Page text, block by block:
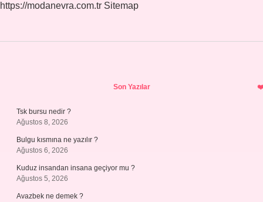
https://modanevra.com.tr Sitemap
Son Yazılar
Tsk bursu nedir ?
Ağustos 8, 2026
Bulgu kısmına ne yazılır ?
Ağustos 6, 2026
Kuduz insandan insana geçiyor mu ?
Ağustos 5, 2026
Avazbek ne demek ?